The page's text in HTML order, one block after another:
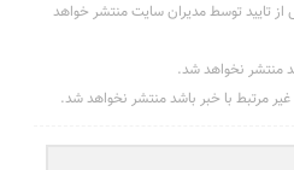
تایید توسط مدیران سایت منتشر خواهد
منتشر نخواهد شد.
غیر مرتبط با خبر باشد منتشر نخواهد شد.